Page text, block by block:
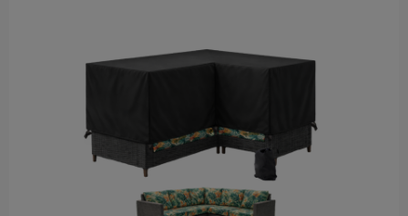
do koszyka